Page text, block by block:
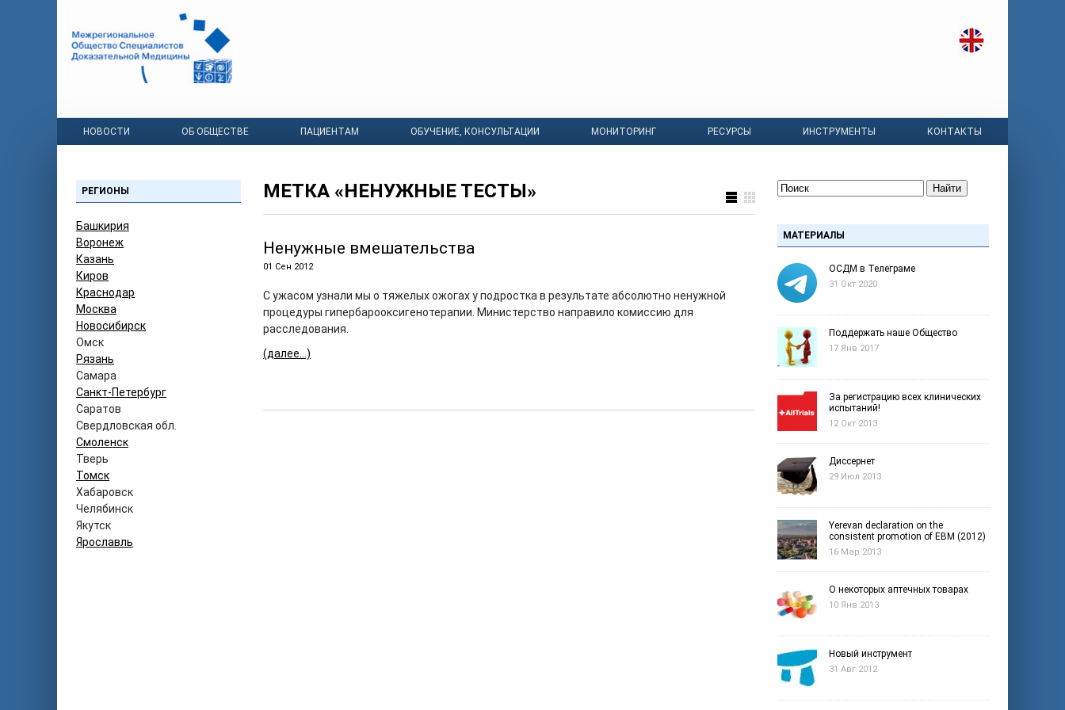
НОВОСТИ ОБ ОБЩЕСТВЕ ПАЦИЕНТАМ ОБУЧЕНИЕ, КОНСУЛЬТАЦИИ МОНИТОРИНГ РЕСУРСЫ ИНСТРУМЕНТЫ КОНТАКТЫ
РЕГИОНЫ
Башкирия
Воронеж
Казань
Киров
Краснодар
Москва
Новосибирск
Омск
Рязань
Самара
Санкт-Петербург
Саратов
Свердловская обл.
Смоленск
Тверь
Томск
Хабаровск
Челябинск
Якутск
Ярославль
МЕТКА «НЕНУЖНЫЕ ТЕСТЫ»
Ненужные вмешательства
01 Сен 2012
С ужасом узнали мы о тяжелых ожогах у подростка в результате абсолютно ненужной
процедуры гипербарооксигенотерапии. Министерство направило комиссию для
расследования.
(далее…)
Найти
МАТЕРИАЛЫ
ОСДМ в Телеграме
31 Окт 2020
Поддержать наше Общество
17 Янв 2017
За регистрацию всех клинических
испытаний!
12 Окт 2013
Диссернет
29 Июл 2013
Yerevan declaration on the
consistent promotion of EBM (2012)
16 Мар 2013
О некоторых аптечных товарах
10 Янв 2013
Новый инструмент
31 Авг 2012